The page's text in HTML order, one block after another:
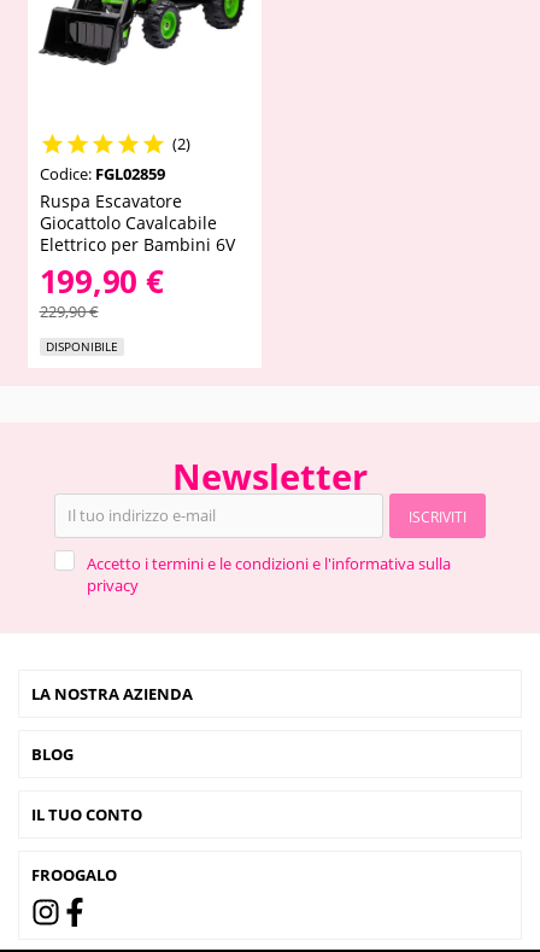
 (2)
Codice: FGL02859
Ruspa Escavatore
Giocattolo Cavalcabile
Elettrico per Bambini 6V
199,90 €
229,90 €
DISPONIBILE
Newsletter
ISCRIVITI
Accetto i termini e le condizioni e l'informativa sulla
privacy
LA NOSTRA AZIENDA
BLOG
IL TUO CONTO
FROOGALO